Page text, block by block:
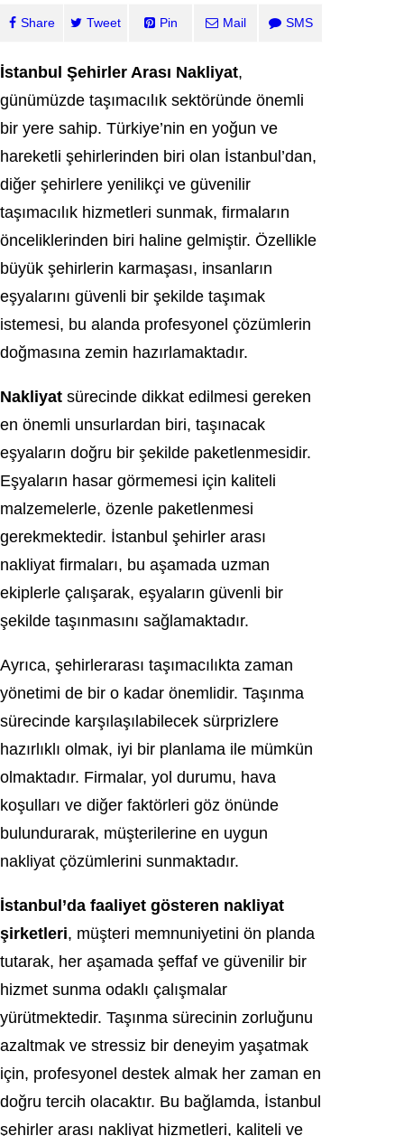
Share Tweet Pin Mail SMS
İstanbul Şehirler Arası Nakliyat,
günümüzde taşımacılık sektöründe önemli
bir yere sahip. Türkiye’nin en yoğun ve
hareketli şehirlerinden biri olan İstanbul’dan,
diğer şehirlere yenilikçi ve güvenilir
taşımacılık hizmetleri sunmak, firmaların
önceliklerinden biri haline gelmiştir. Özellikle
büyük şehirlerin karmaşası, insanların
eşyalarını güvenli bir şekilde taşımak
istemesi, bu alanda profesyonel çözümlerin
doğmasına zemin hazırlamaktadır.
Nakliyat sürecinde dikkat edilmesi gereken
en önemli unsurlardan biri, taşınacak
eşyaların doğru bir şekilde paketlenmesidir.
Eşyaların hasar görmemesi için kaliteli
malzemelerle, özenle paketlenmesi
gerekmektedir. İstanbul şehirler arası
nakliyat firmaları, bu aşamada uzman
ekiplerle çalışarak, eşyaların güvenli bir
şekilde taşınmasını sağlamaktadır.
Ayrıca, şehirlerarası taşımacılıkta zaman
yönetimi de bir o kadar önemlidir. Taşınma
sürecinde karşılaşılabilecek sürprizlere
hazırlıklı olmak, iyi bir planlama ile mümkün
olmaktadır. Firmalar, yol durumu, hava
koşulları ve diğer faktörleri göz önünde
bulundurarak, müşterilerine en uygun
nakliyat çözümlerini sunmaktadır.
İstanbul’da faaliyet gösteren nakliyat
şirketleri, müşteri memnuniyetini ön planda
tutarak, her aşamada şeffaf ve güvenilir bir
hizmet sunma odaklı çalışmalar
yürütmektedir. Taşınma sürecinin zorluğunu
azaltmak ve stressiz bir deneyim yaşatmak
için, profesyonel destek almak her zaman en
doğru tercih olacaktır. Bu bağlamda, İstanbul
şehirler arası nakliyat hizmetleri, kaliteli ve